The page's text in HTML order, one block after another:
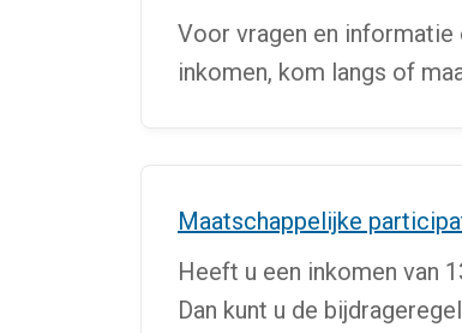
Voor vragen en informatie
inkomen, kom langs of
Maatschappelijke
Heeft u een inkomen van
Dan kunt u de